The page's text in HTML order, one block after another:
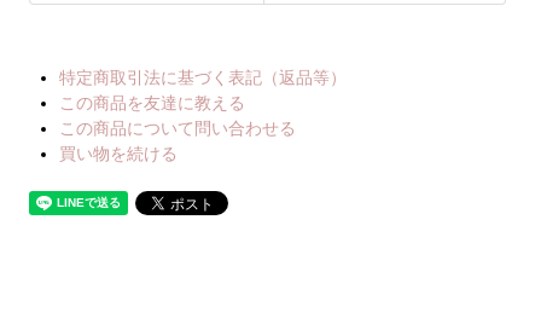
特定商取引法に基づく表記（返品等）
この商品を友達に教える
この商品について問い合わせる
買い物を続ける